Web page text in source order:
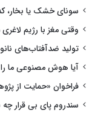
سونای خشک یا بخار،
وقتی مغز با رژیم لاغری
تولید ضدآفتاب‌های
آیا هوش مصنوعی ما
فراخوان «حمایت از
سندروم پای بی قرار